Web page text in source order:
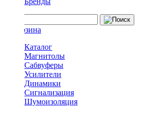
Каталог
Магнитолы
Сабвуферы
Усилители
Динамики
Сигнализация
Шумоизоляция